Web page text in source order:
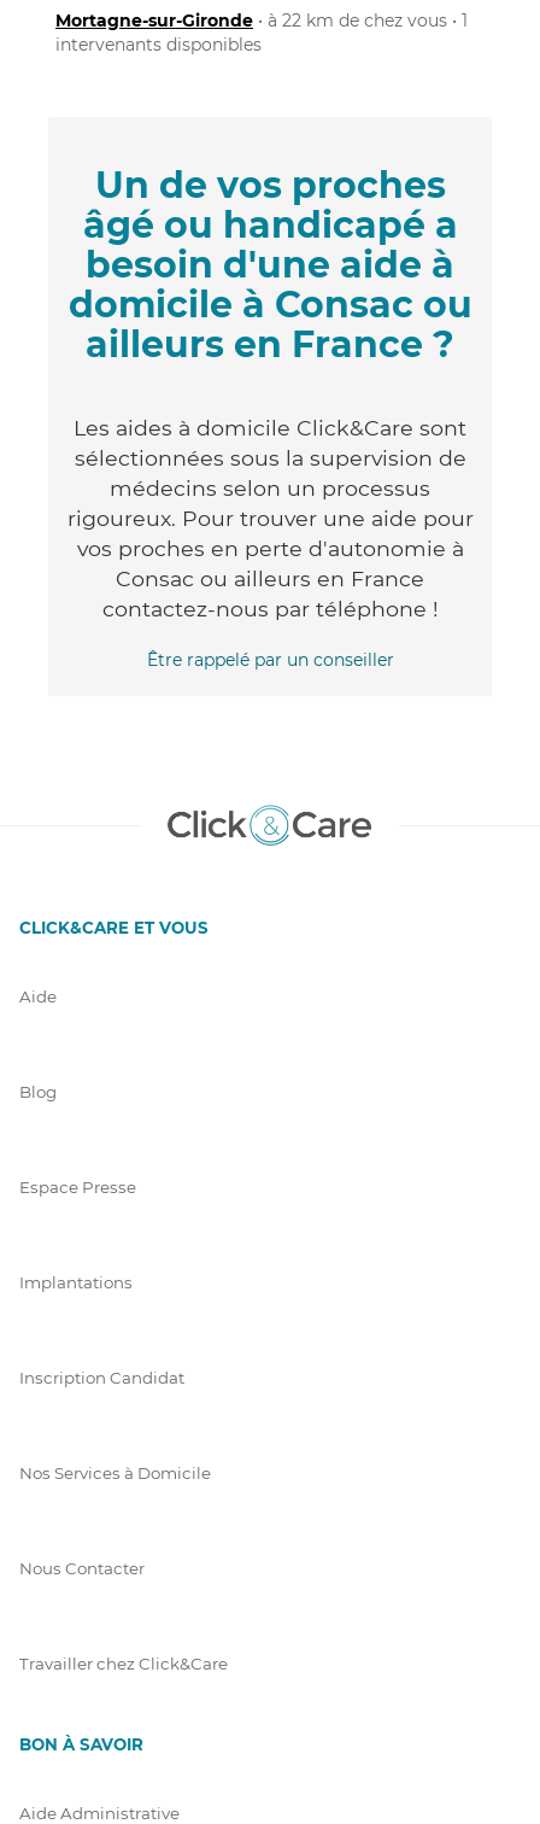
Mortagne-sur-Gironde • à 22 km de chez vous • 1
intervenants disponibles
Un de vos proches
âgé ou handicapé a
besoin d'une aide à
domicile à Consac ou
ailleurs en France ?
Les aides à domicile Click&Care sont
sélectionnées sous la supervision de
médecins selon un processus
rigoureux. Pour trouver une aide pour
vos proches en perte d'autonomie à
Consac ou ailleurs en France
contactez-nous par téléphone !
Être rappelé par un conseiller
CLICK&CARE ET VOUS
Aide
Blog
Espace Presse
Implantations
Inscription Candidat
Nos Services à Domicile
Nous Contacter
Travailler chez Click&Care
BON À SAVOIR
Aide Administrative